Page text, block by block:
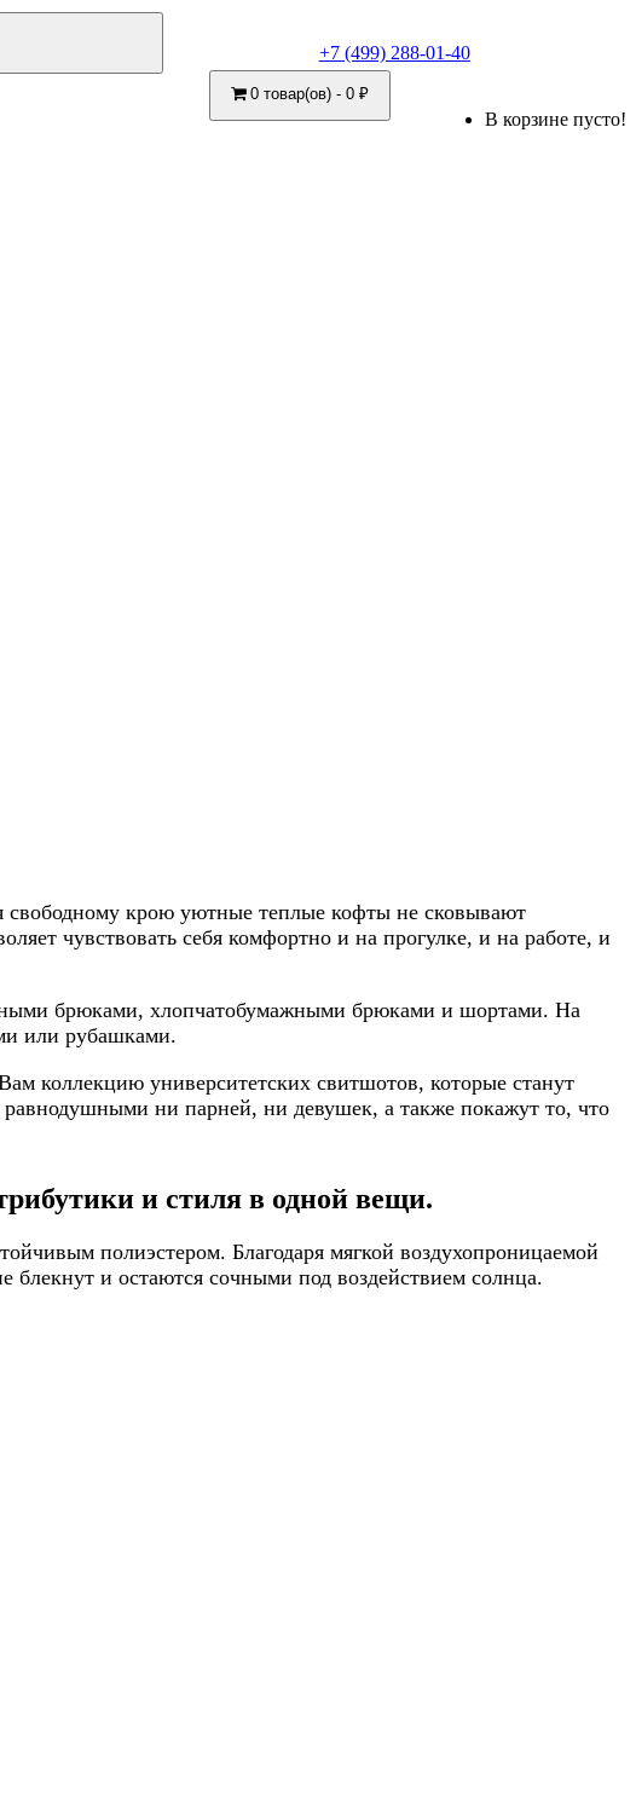
+7 (499) 288-01-40
0 товар(ов) - 0 ₽
В корзине пусто!
свободному крою уютные теплые кофты не сковывают
чувствовать себя комфортно и на прогулке, и на работе, и
брюками, хлопчатобумажными брюками и шортами. На
или рубашками.
коллекцию университетских свитшотов, которые станут
ни парней, ни девушек, а также покажут то, что
и стиля в одной вещи.
полиэстером. Благодаря мягкой воздухопроницаемой
блекнут и остаются сочными под воздействием солнца.